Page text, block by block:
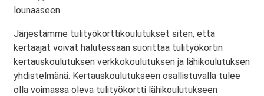
lounaaseen.
Järjestämme tulityökorttikoulutukset siten, että
kertaajat voivat halutessaan suorittaa tulityökortin
kertauskoulutuksen verkkokoulutuksen ja lähikoulutuksen
yhdistelmänä. Kertauskoulutukseen osallistuvalla tulee
olla voimassa oleva tulityökortti lähikoulutukseen